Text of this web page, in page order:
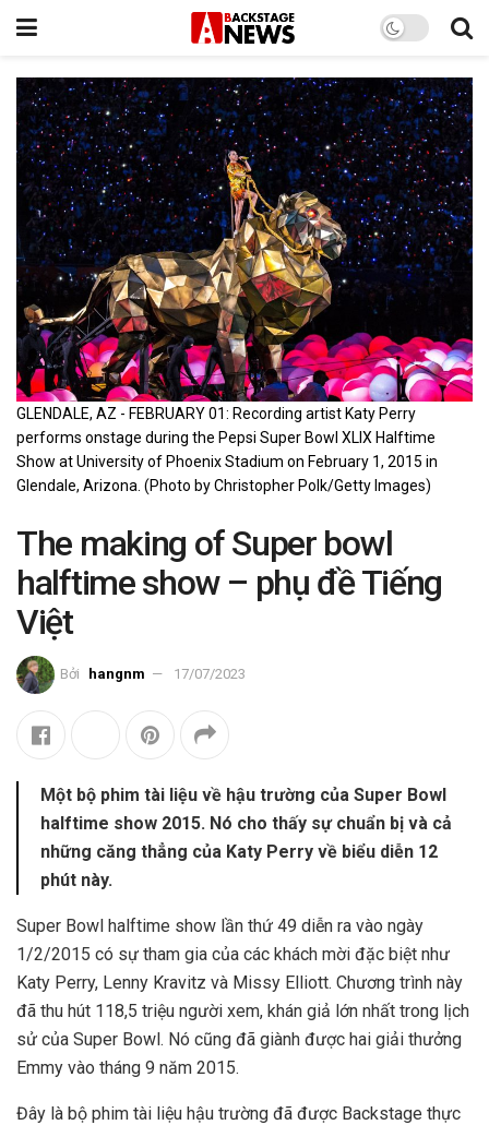
GLENDALE, AZ - FEBRUARY 01: Recording artist Katy Perry
performs onstage during the Pepsi Super Bowl XLIX Halftime
Show at University of Phoenix Stadium on February 1, 2015 in
Glendale, Arizona. (Photo by Christopher Polk/Getty Images)
The making of Super bowl
halftime show – phụ đề Tiếng
Việt
Bởi hangnm 17/07/2023
Một bộ phim tài liệu về hậu trường của Super Bowl
halftime show 2015. Nó cho thấy sự chuẩn bị và cả
những căng thẳng của Katy Perry về biểu diễn 12
phút này.
Super Bowl halftime show lần thứ 49 diễn ra vào ngày
1/2/2015 có sự tham gia của các khách mời đặc biệt như
Katy Perry, Lenny Kravitz và Missy Elliott. Chương trình này
đã thu hút 118,5 triệu người xem, khán giả lớn nhất trong lịch
sử của Super Bowl. Nó cũng đã giành được hai giải thưởng
Emmy vào tháng 9 năm 2015.
Đây là bộ phim tài liệu hậu trường đã được Backstage thực